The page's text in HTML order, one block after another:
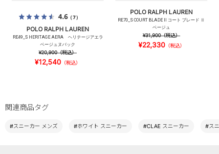
4.6（7）
POLO RALPH LAUREN
RE49_S HERITAGE AERA ヘリテージアエラ
ベージュヌバック
¥20,900（税込）
¥12,540 （税込）
POLO RALPH LAUREN
RE70_S COURT BLADE II コート ブレード Ⅱ
ベージュ
¥31,900（税込）
¥22,330（税込）
関連商品タグ
#スニーカー メンズ #ホワイト スニーカー #CLAE スニーカー #ス